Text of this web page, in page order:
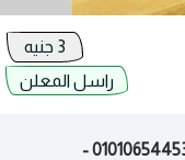
راسل المعلن
التراسيل 9 امبير اداء قوي وجودة مضمونة 01010654453 -